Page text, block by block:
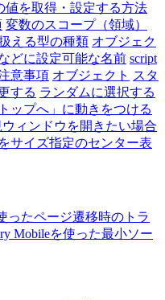
値を取得・設定する方法
変数のスコープ（領域）
える型の種類 オブジェク
どに設定可能な名前 script
意事項 オブジェクト スタ
する ランダムに選択する
ップへ」に動きをつける
ウィンドウを開きたい場合
サイズ指定のセンター表
ったページ遷移時のトラ
Mobileを使った最小ソー